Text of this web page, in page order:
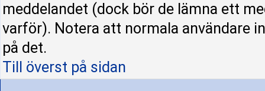
meddelandet (dock bör de lämna ett
varför). Notera att normala användare
på det.
Till överst på sidan